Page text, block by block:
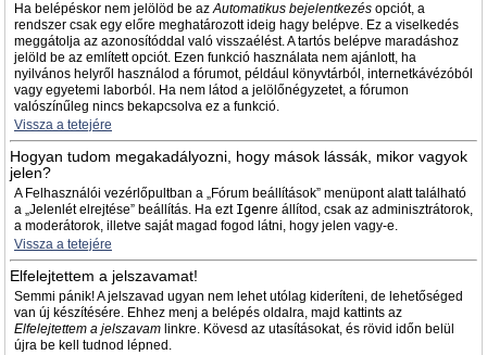
Ha belépéskor nem jelölöd be azAutomatikus bejelentkezés opciót, a
rendszer csak egy előre meghatározott ideig hagy belépve. Ez a viselkedés
meggátolja az azonosítóddal való visszaélést. A tartós belépve maradáshoz
jelöld be az említett opciót. Ezen funkció használata nem ajánlott, ha
nyilvános helyről használod a fórumot, például könyvtárból, internetkávézóból
vagy egyetemi laborból. Ha nem látod a jelölőnégyzetet, a fórumon
valószínűleg nincs bekapcsolva ez a funkció.
Vissza a tetejére
Hogyan tudom megakadályozni, hogy mások lássák, mikor vagyok
jelen?
A Felhasználói vezérlőpultban a „Fórum beállítások” menüpont alatt található
a „Jelenlét elrejtése” beállítás. Ha ezt Igenre állítod, csak az adminisztrátorok,
a moderátorok, illetve saját magad fogod látni, hogy jelen vagy-e.
Vissza a tetejére
Elfelejtettem a jelszavamat!
Semmi pánik! A jelszavad ugyan nem lehet utólag kideríteni, de lehetőséged
van új készítésére. Ehhez menj a belépés oldalra, majd kattints az
Elfelejtettem a jelszavam linkre. Kövesd az utasításokat, és rövid időn belül
újra be kell tudnod lépned.